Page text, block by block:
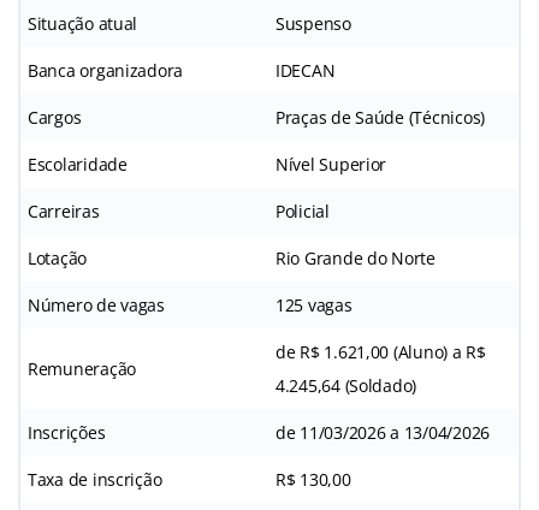
Situação atual Suspenso
Banca organizadora IDECAN
Cargos Praças de Saúde (Técnicos)
Escolaridade Nível Superior
Carreiras Policial
Lotação Rio Grande do Norte
Número de vagas 125 vagas
Remuneração
de R$ 1.621,00 (Aluno) a R$
4.245,64 (Soldado)
Inscrições de 11/03/2026 a 13/04/2026
Taxa de inscrição R$ 130,00